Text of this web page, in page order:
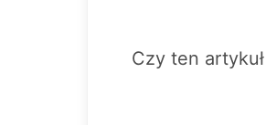
Czy ten